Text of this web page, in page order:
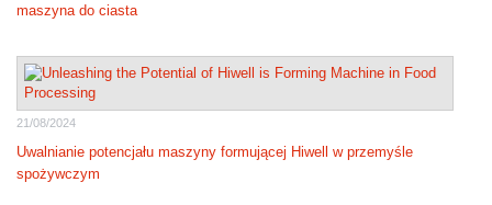
maszyna do ciasta
21/08/2024
Uwalnianie potencjału maszyny formującej Hiwell w przemyśle
spożywczym